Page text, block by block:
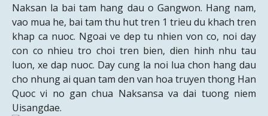
Naksan la bai tam hang dau o Gangwon. Hang nam,
vao mua he, bai tam thu hut tren 1 trieu du khach tren
khap ca nuoc. Ngoai ve dep tu nhien von co, noi day
con co nhieu tro choi tren bien, dien hinh nhu tau
luon, xe dap nuoc. Day cung la noi lua chon hang dau
cho nhung ai quan tam den van hoa truyen thong Han
Quoc vi no gan chua Naksansa va dai tuong niem
Uisangdae.